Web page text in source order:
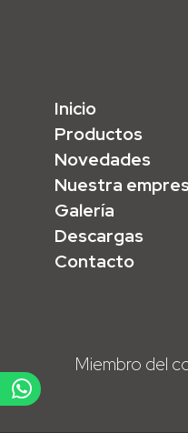
Inicio
Productos
Novedades
Nuestra
Galería
Descargas
Contacto
Miembro del